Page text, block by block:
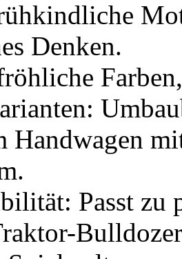
Denken.
Handwagen
Passt zu